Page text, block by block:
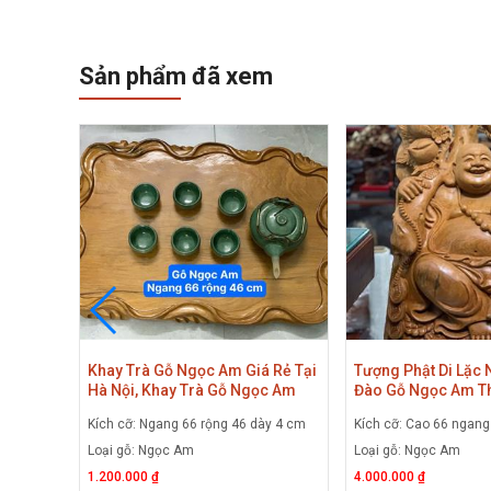
Sản phẩm đã xem
Khay Trà Gỗ Ngọc Am Giá Rẻ Tại
Hà Nội, Khay Trà Gỗ Ngọc Am
Kích cỡ: Ngang 66 rộng 46 dày 4 cm
Loại gỗ: Ngọc Am
1.200.000 ₫
Tượng Phật Di Lặc
Đào Gỗ Ngọc Am
Gánh Đào Gỗ Ngọc
Kích cỡ: Cao 66
Loại gỗ: Ngọc Am
4.000.000 ₫